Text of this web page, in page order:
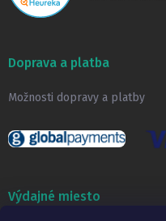
Doprava a platba
Možnosti dopravy a platby
Výdajné miesto